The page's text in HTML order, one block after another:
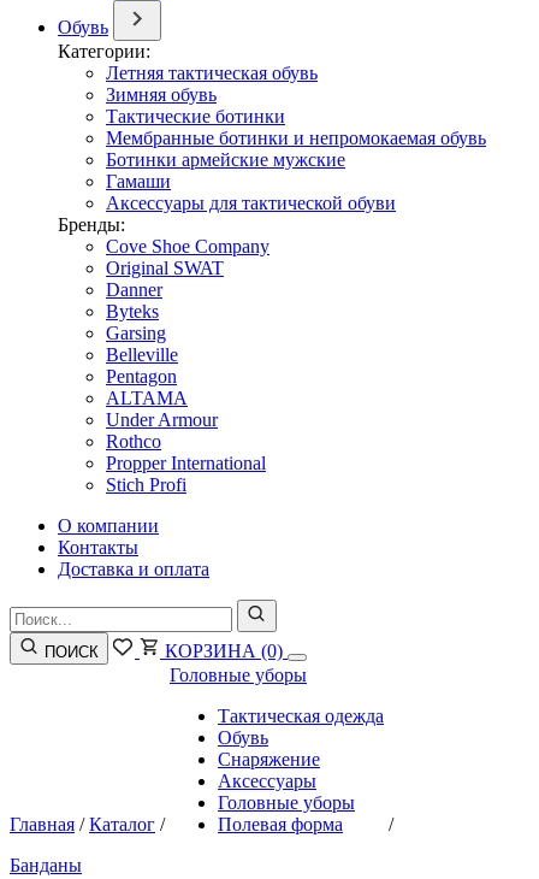
Обувь
Категории:
Летняя тактическая обувь
Зимняя обувь
Тактические ботинки
Мембранные ботинки и непромокаемая обувь
Ботинки армейские мужские
Гамаши
Аксессуары для тактической обуви
Бренды:
Cove Shoe Company
Original SWAT
Danner
Byteks
Garsing
Belleville
Pentagon
ALTAMA
Under Armour
Rothco
Propper International
Stich Profi
О компании
Контакты
Доставка и оплата
ПОИСК КОРЗИНА (0)
Главная /Каталог /
Головные уборы
Тактическая одежда
Обувь
Снаряжение
Аксессуары
Головные уборы
Полевая форма
/
Банданы